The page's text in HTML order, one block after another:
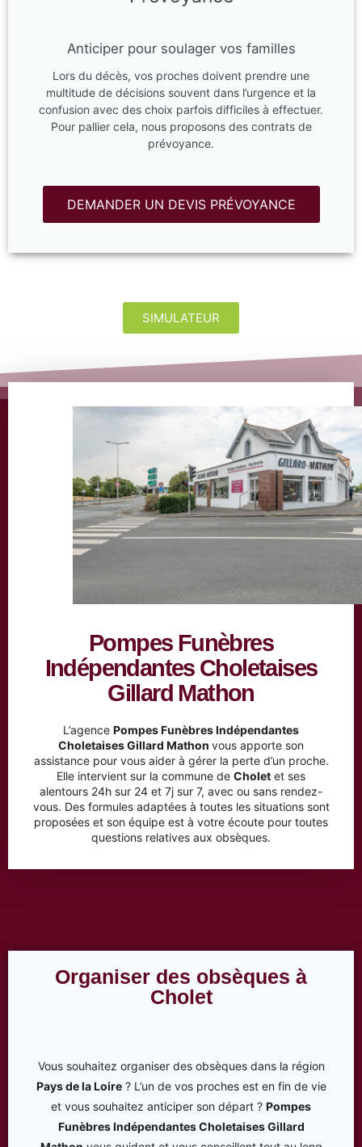
Anticiper pour soulager vos familles
Lors du décès, vos proches doivent prendre une
multitude de décisions souvent dans l’urgence et la
confusion avec des choix parfois difficiles à effectuer.
Pour pallier cela, nous proposons des contrats de
prévoyance.
DEMANDER UN DEVIS PRÉVOYANCE
SIMULATEUR
Pompes Funèbres
Indépendantes Choletaises
Gillard Mathon
L’agence Pompes Funèbres Indépendantes
Choletaises Gillard Mathon vous apporte son
assistance pour vous aider à gérer la perte d’un proche.
Elle intervient sur la commune de Cholet et ses
alentours 24h sur 24 et 7j sur 7, avec ou sans rendez-
vous. Des formules adaptées à toutes les situations sont
proposées et son équipe est à votre écoute pour toutes
questions relatives aux obsèques.
Organiser des obsèques à
Cholet
Vous souhaitez organiser des obsèques dans la région
Pays de la Loire? L’un de vos proches est en fin de vie
et vous souhaitez anticiper son départ ? Pompes
Funèbres Indépendantes Choletaises Gillard